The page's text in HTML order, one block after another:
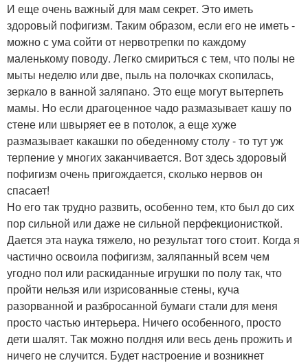
И еще очень важный для мам секрет. Это иметь
здоровый пофигизм. Таким образом, если его не иметь -
можно с ума сойти от нервотрепки по каждому
маленькому поводу. Легко смириться с тем, что полы не
мыты неделю или две, пыль на полочках скопилась,
зеркало в ванной заляпано. Это еще могут вытерпеть
мамы. Но если драгоценное чадо размазывает кашу по
стене или швыряет ее в потолок, а еще хуже
размазывает какашки по обеденному столу - то тут уж
терпение у многих заканчивается. Вот здесь здоровый
пофигизм очень пригождается, сколько нервов он
спасает!
Но его так трудно развить, особенно тем, кто был до сих
пор сильной или даже не сильной перфекционисткой.
Дается эта наука тяжело, но результат того стоит. Когда я
частично освоила пофигизм, заляпанный всем чем
угодно пол или раскиданные игрушки по полу так, что
пройти нельзя или изрисованные стены, куча
разорванной и разбросанной бумаги стали для меня
просто частью интерьера. Ничего особенного, просто
дети шалят. Так можно полдня или весь день прожить и
ничего не случится. Будет настроение и возникнет